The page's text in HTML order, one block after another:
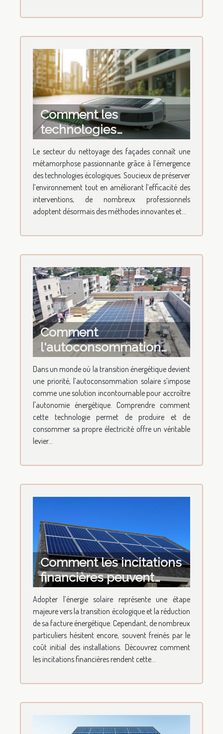
Comment les
technologies
écologiques
transforment le
nettoyage des façades ?
Le secteur du nettoyage des façades connaît une
métamorphose passionnante grâce à l’émergence
des technologies écologiques. Soucieux de préserver
l’environnement tout en améliorant l’efficacité des
interventions, de nombreux professionnels
adoptent désormais des méthodes innovantes et...
Comment
l'autoconsommation
solaire améliore-t-elle
l'autonomie énergétique
?
Dans un monde où la transition énergétique devient
une priorité, l’autoconsommation solaire s’impose
comme une solution incontournable pour accroître
l'autonomie énergétique. Comprendre comment
cette technologie permet de produire et de
consommer sa propre électricité offre un véritable
levier...
Comment les incitations
financières peuvent
favoriser votre transition
vers l'énergie solaire ?
Adopter l’énergie solaire représente une étape
majeure vers la transition écologique et la réduction
de sa facture énergétique. Cependant, de nombreux
particuliers hésitent encore, souvent freinés par le
coût initial des installations. Découvrez comment
les incitations financières rendent cette...